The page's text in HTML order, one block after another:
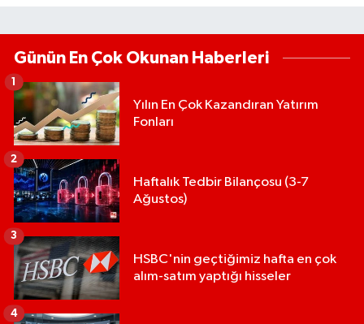
Günün En Çok Okunan Haberleri
Yılın En Çok Kazandıran Yatırım
Fonları
1
Haftalık Tedbir Bilançosu (3-7
Ağustos)
2
HSBC'nin geçtiğimiz hafta en çok
alım-satım yaptığı hisseler
3
4